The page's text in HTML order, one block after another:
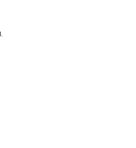
الأمن المالي في البيئة الرقمية مهم بشكل خاص لحماية البيانات والتحكم في التكاليف. إليك بعض النصائح لتحسينه.